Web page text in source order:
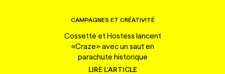
CAMPAGNES ET CRÉATIVITÉ
Cossette et Hostess lancent
«Craze» avec un saut en
parachute historique
LIRE L'ARTICLE